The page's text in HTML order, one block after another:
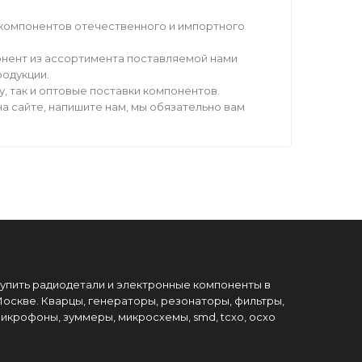
отечественного и импортного
из ассортимента поставляемой нами
и оптовые поставки компонентов.
сайте, напишите нам, мы обязательно вам
радиодетали и электронные компоненты в
Кварцы, генераторы, резонаторы, фильтры,
зуммеры, микросхемы, smd, tcxo, ocxo